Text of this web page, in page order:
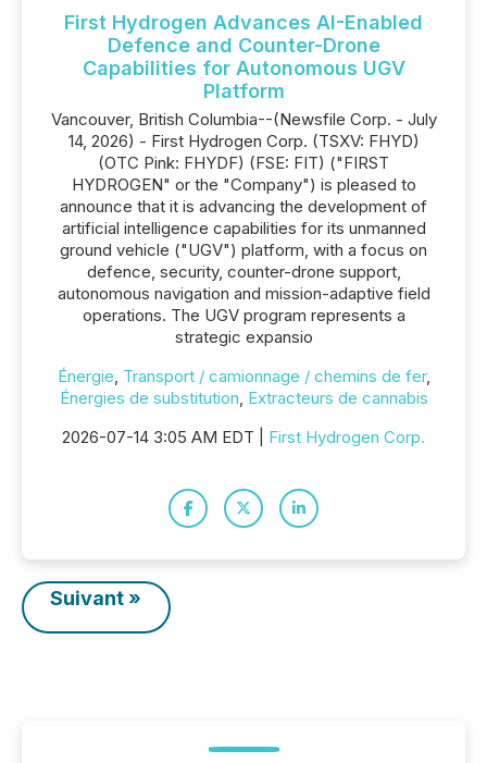
First Hydrogen Advances AI-Enabled
Defence and Counter-Drone
Capabilities for Autonomous UGV
Platform
Vancouver, British Columbia--(Newsfile Corp. - July
14, 2026) - First Hydrogen Corp. (TSXV: FHYD)
(OTC Pink: FHYDF) (FSE: FIT) ("FIRST
HYDROGEN" or the "Company") is pleased to
announce that it is advancing the development of
artificial intelligence capabilities for its unmanned
ground vehicle ("UGV") platform, with a focus on
defence, security, counter-drone support,
autonomous navigation and mission-adaptive field
operations. The UGV program represents a
strategic expansio
Énergie, Transport / camionnage / chemins de fer,
Énergies de substitution, Extracteurs de cannabis
2026-07-14 3:05 AM EDT | First Hydrogen Corp.
Suivant »